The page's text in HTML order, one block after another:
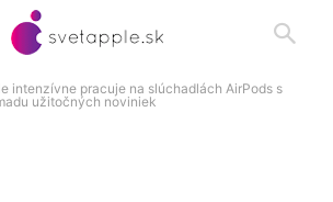
intenzívne pracuje na slúchadlách AirPods s
užitočných noviniek